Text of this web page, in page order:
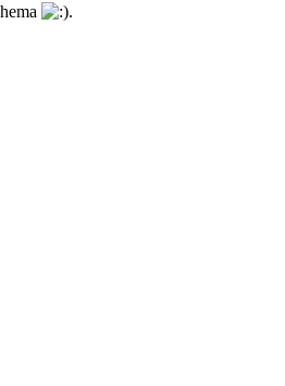
.